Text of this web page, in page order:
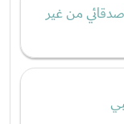
من غير